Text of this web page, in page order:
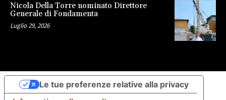
Nicola Della Torre nominato Direttore
Generale di Fondamenta
Luglio 29, 2026
Le tue preferenze relative alla privacy